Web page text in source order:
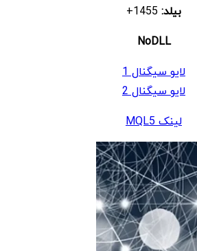
بیلد:
NoDLL
لایو سیگنال 1
لایو سیگنال 2
لینک MQL5